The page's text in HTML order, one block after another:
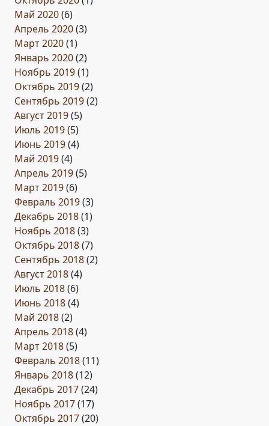
Май 2020(6)
Апрель 2020(3)
Март 2020(1)
Январь 2020(2)
Ноябрь 2019(1)
Октябрь 2019(2)
Сентябрь 2019(2)
Август 2019(5)
Июль 2019(5)
Июнь 2019(4)
Май 2019(4)
Апрель 2019(5)
Март 2019(6)
Февраль 2019(3)
Декабрь 2018(1)
Ноябрь 2018(3)
Октябрь 2018(7)
Сентябрь 2018(2)
Август 2018(4)
Июль 2018(6)
Июнь 2018(4)
Май 2018(2)
Апрель 2018(4)
Март 2018(5)
Февраль 2018(11)
Январь 2018(12)
Декабрь 2017(24)
Ноябрь 2017(17)
Октябрь 2017(20)